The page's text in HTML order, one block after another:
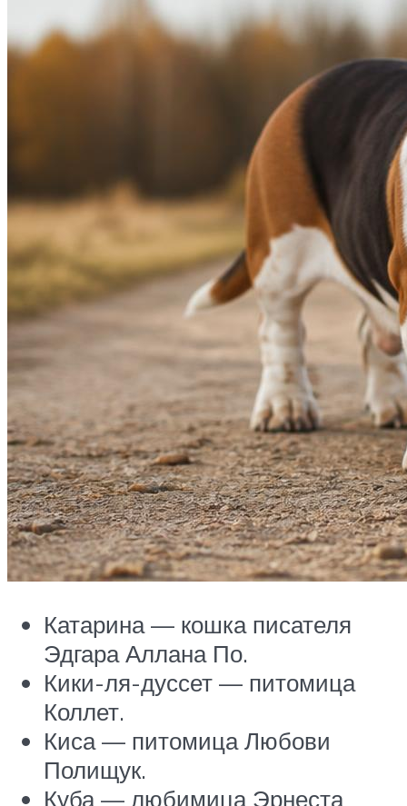
Катарина — кошка писателя
Эдгара Аллана По.
Кики-ля-дуссет — питомица
Коллет.
Киса — питомица Любови
Полищук.
Куба — любимица Эрнеста